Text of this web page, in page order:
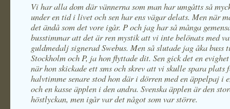
Vi har alla dom där vännerna som man har umgåtts så
under en tid i livet och sen har ens vägar delats. Men när
det ändå som det vore igår. P och jag har så många
busstimmar att det är ren mystik att vi inte belönats med
guldmedalj signerad Swebus. Men så slutade jag åka buss
Stockholm och P, ja hon flyttade dit. Sen gick det en
när hon skickade ett sms och skrev att vi skulle spara plats
halvtimme senare stod hon där i dörren med en äppelpaj i
och en kasse äpplen i den andra. Svenska äpplen är den
höstlyckan, men igår var det något som var större.